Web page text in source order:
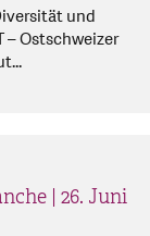
und
– Ostschweizer
| 26. Juni